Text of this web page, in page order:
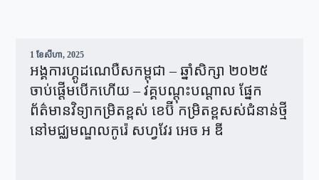
1 ខែ​សីហា, 2025
អង្គការហ្គូដណេបឺសកម្ពុជា – ឆ្នាំសិក្សា ២០២៥
ចាប់ផ្តើមបើកហើយ – វគ្គបណ្ដុះបណ្ដាល ផ្នែក
ព័ត៌មានវិទ្យាកម្រិតខ្ពស់ ខេប៊ី កម្រិតខ្ពសស់ជំនាន់ថ្មី
នៅមជ្ឈមណ្ឌលកូរ៉េ សហ្វវែរ អេច អ ឌី